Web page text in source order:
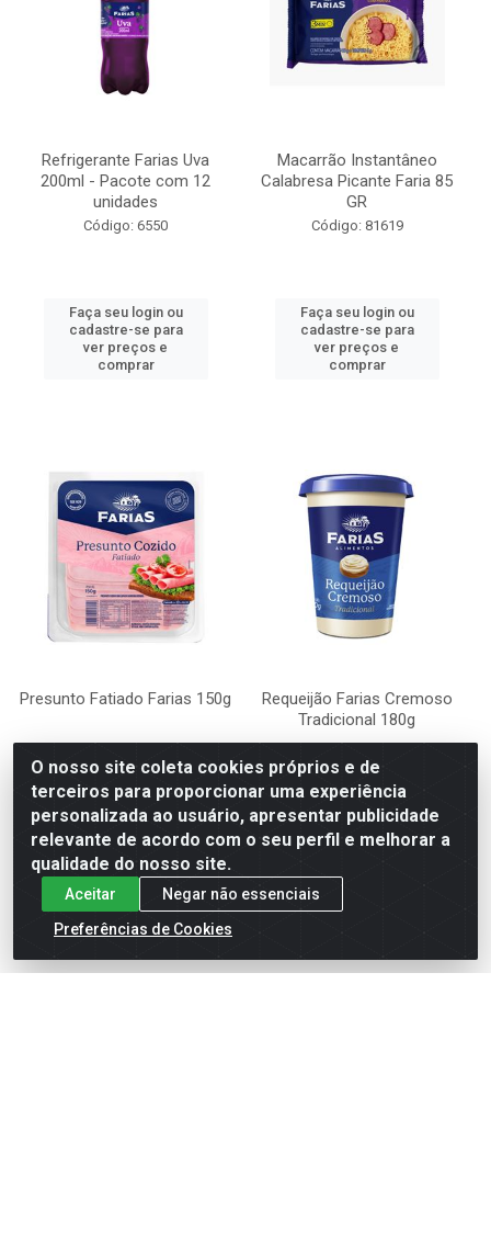
Refrigerante Farias Uva
200ml - Pacote com 12
unidades
Código: 6550
Faça seu login ou
cadastre-se para
ver preços e
comprar
Macarrão Instantâneo
Calabresa Picante Faria 85
GR
Código: 81619
Faça seu login ou
cadastre-se para
ver preços e
comprar
Presunto Fatiado Farias 150g
Código: 7789
Faça seu login ou
cadastre-se para
ver preços e
comprar
Requeijão Farias Cremoso
Tradicional 180g
Código: 1635
Faça seu login ou
O nosso site coleta cookies próprios e de
terceiros para proporcionar uma experiência
personalizada ao usuário, apresentar publicidade
relevante de acordo com o seu perfil e melhorar a
qualidade do nosso site.
Aceitar
Negar não essenciais
Preferências de Cookies